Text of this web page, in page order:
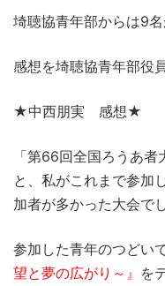
埼聴協青年部からは9名
感想を埼聴協青年部役
★中西朋実 感想★
「第66回全国ろうあ
と、私がこれまで参加
加者が多かった大会でし
参加した青年のつどいで
望と夢の広がり～』 を